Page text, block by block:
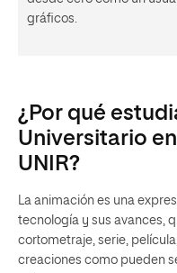
gráficos.
¿Por qué
Universitario
UNIR?
La animación es una
tecnología y sus avances,
cortometraje, serie,
creaciones como pueden